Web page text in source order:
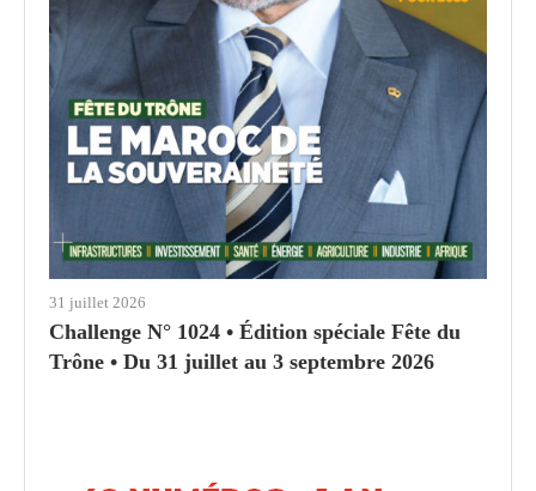
31 juillet 2026
Challenge N° 1024 • Édition spéciale Fête du
Trône • Du 31 juillet au 3 septembre 2026